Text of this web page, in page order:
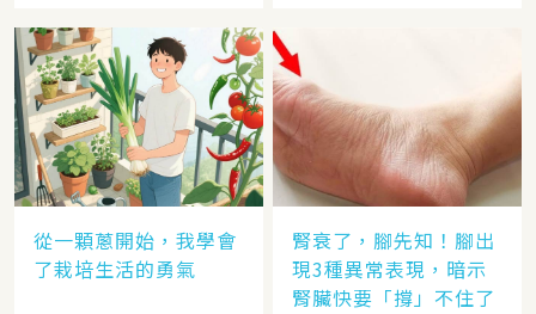
從一顆蔥開始，我學會
了栽培生活的勇氣
腎衰了，腳先知！腳出
現3種異常表現，暗示
腎臟快要「撐」不住了